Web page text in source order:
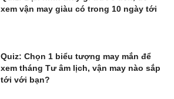
xem vận may giàu có trong 10 ngày tới
Quiz: Chọn 1 biểu tượng may mắn để
xem tháng Tư âm lịch, vận may nào sắp
tới với bạn?